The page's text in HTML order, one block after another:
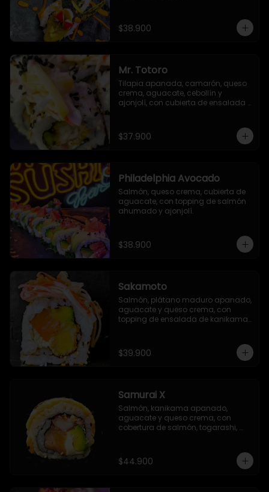
$38.900
Mr. Totoro
Tilapia apanada, camarón, queso
crema, aguacate, cebollín y
ajonjolí, con cubierta de ensalada
$37.900
Philadelphia Avocado
Salmón, queso crema, cubierta de
aguacate, con topping de salmón
ahumado y ajonjolí.
$38.900
Sakamoto
Salmón, plátano maduro apanado,
aguacate y queso crema, con
topping de ensalada de kanikama
$39.900
Samurai X
Salmón, kanikama apanado,
aguacate y queso crema, con
cobertura de salmón, togarashi,
$44.900